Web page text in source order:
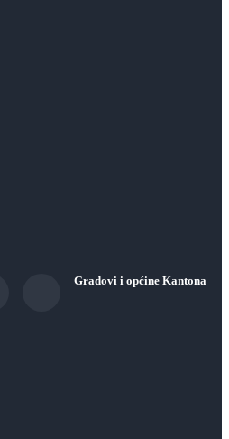
Gradovi i općine Kantona